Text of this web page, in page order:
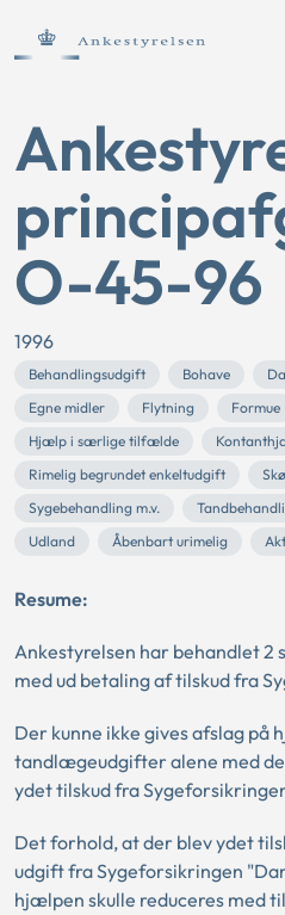
O-45-96
1996
Behandlingsudgift Bohave
Egne midler
Flytning Formue
Hjælp i særlige tilfælde
Rimelig begrundet enkeltudgift
Sygebehandling m.v.
Udland
Åbenbart urimelig
Resume:
Ankestyrelsen har behandlet
med ud betaling af tilskud fra
Der kunne ikke gives afslag på
tandlægeudgifter alene med
ydet tilskud fra
Det forhold, at der blev ydet
udgift fra Sygeforsikringen
hjælpen skulle reduceres med